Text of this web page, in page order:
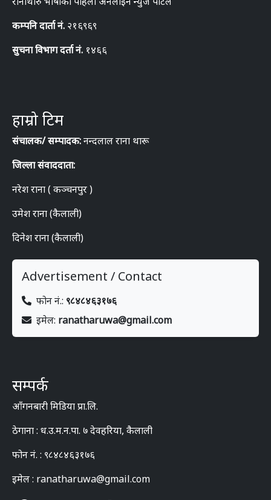
कम्पनि दार्ता नं. २१६९६९
सुचना विभाग दर्ता नं. १४६६
हाम्रो टिम
संचालक/ सम्पादक:नन्दलाल राना थारू
जिल्ला संवाददाता:
नरेश राना ( कञ्चनपुर )
उमेश राना (कैलाली)
दिनेश राना (कैलाली)
Advertisement / Contact
फोन नं.: ९८४८४६३१७६
इमेल: ranatharuwa@gmail.com
सम्पर्क
आँगनबारी मिडिया प्रा.लि.
ठेगाना : ध.उ.म.न.पा. ७ देवहरिया, कैलाली
फोन नं. : ९८४८४६३१७६
इमेल : ranatharuwa@gmail.com